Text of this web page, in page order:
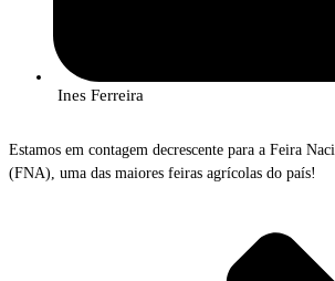
Ines Ferreira
Estamos em contagem decrescente para a Feira
(FNA), uma das maiores feiras agrícolas do país!
Nacional de Agricultura, que se realiza no CNEMA